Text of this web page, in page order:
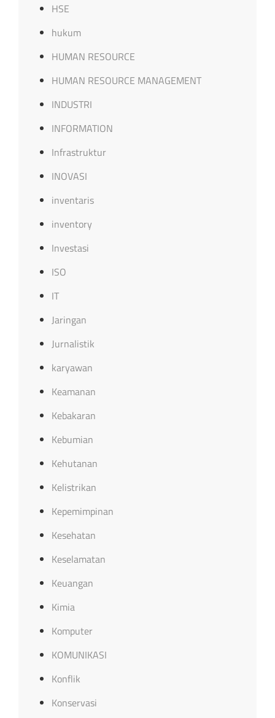
HSE
hukum
HUMAN RESOURCE
HUMAN RESOURCE MANAGEMENT
INDUSTRI
INFORMATION
Infrastruktur
INOVASI
inventaris
inventory
Investasi
ISO
IT
Jaringan
Jurnalistik
karyawan
Keamanan
Kebakaran
Kebumian
Kehutanan
Kelistrikan
Kepemimpinan
Kesehatan
Keselamatan
Keuangan
Kimia
Komputer
KOMUNIKASI
Konflik
Konservasi